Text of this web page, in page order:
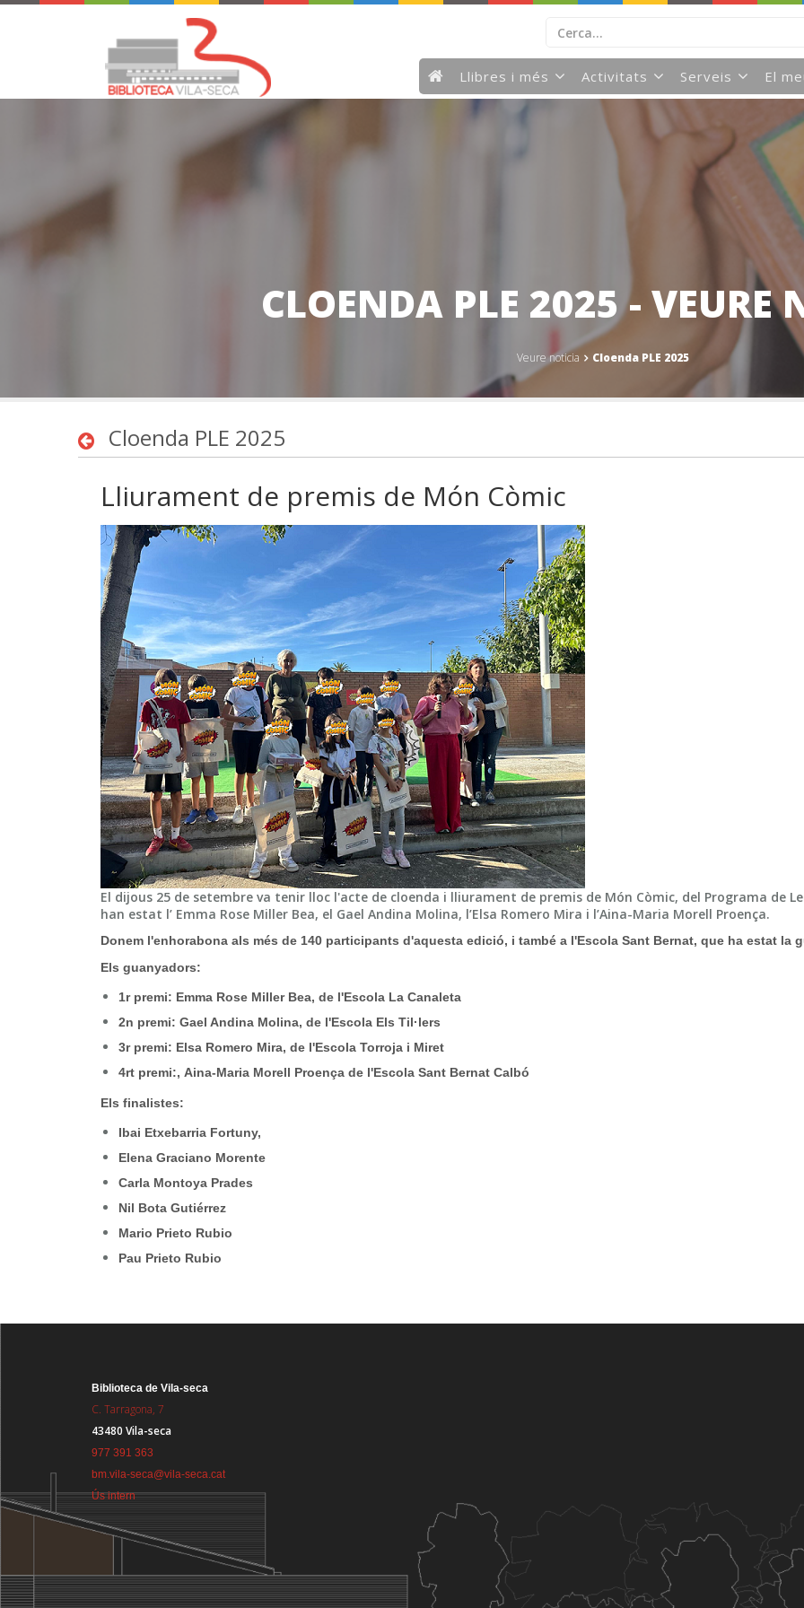
Llibres i més Activitats Serveis El
CLOENDA PLE 2025 - VEURE
Veure noticia Cloenda PLE 2025
Cloenda PLE 2025
Lliurament de premis de Món Còmic
El dijous 25 de setembre va tenir lloc l'acte de cloenda i lliurament de premis de Món Còmic, del Programa de
han estat l’ Emma Rose Miller Bea, el Gael Andina Molina, l’Elsa Romero Mira i l’Aina-Maria Morell Proença.
Donem l'enhorabona als més de 140 participants d'aquesta edició, i també a l'Escola Sant Bernat, que ha estat la
Els guanyadors:
1r premi: Emma Rose Miller Bea, de l'Escola La Canaleta
2n premi: Gael Andina Molina, de l'Escola Els Til·lers
3r premi: Elsa Romero Mira, de l'Escola Torroja i Miret
4rt premi:, Aina-Maria Morell Proença de l'Escola Sant Bernat Calbó
Els finalistes:
Ibai Etxebarria Fortuny,
Elena Graciano Morente
Carla Montoya Prades
Nil Bota Gutiérrez
Mario Prieto Rubio
Pau Prieto Rubio
Biblioteca de Vila-seca
C. Tarragona, 7
43480 Vila-seca
977 391 363
bm.vila-seca@vila-seca.cat
Ús intern